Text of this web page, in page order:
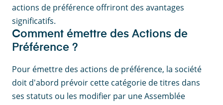
actions de préférence offriront des avantages
significatifs.
Comment émettre des Actions de
Préférence ?
Pour émettre des actions de préférence, la société
doit d'abord prévoir cette catégorie de titres dans
ses statuts ou les modifier par une Assemblée